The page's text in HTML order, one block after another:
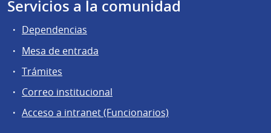
Servicios a la comunidad
Dependencias
Mesa de entrada
Trámites
Correo institucional
Acceso a intranet (Funcionarios)